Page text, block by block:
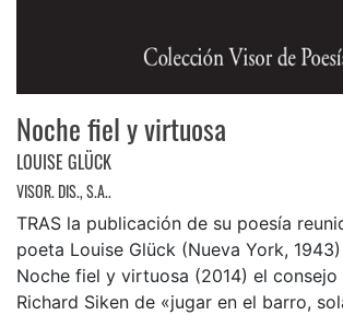
Noche fiel y virtuosa
LOUISE GLÜCK
VISOR. DIS., S.A..
TRAS la publicación de su poesía
poeta Louise Glück (Nueva York,
Noche fiel y virtuosa (2014) el consejo
Richard Siken de «jugar en el barro,